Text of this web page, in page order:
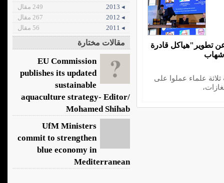
أردني..عن تطوير"هياكل قادرة
شهاب
جاءت من نصيب ثلاثة علماء عملوا على
◂ 2013
249 مقال
◂ 2012
267 مقال
◂ 2011
56 مقال
مقالات مختارة
EU Commission
publishes its updated
sustainable
aquaculture strategy- Editor/
Mohamed Shihab
UfM Ministers
commit to strengthen
blue economy in
Mediterranean